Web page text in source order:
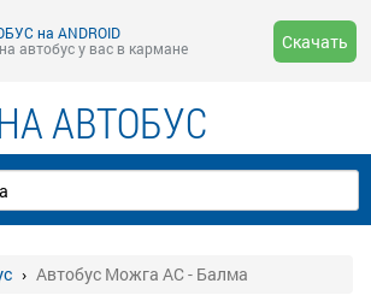
на ANDROID
автобус у вас в кармане
Скачать
АВТОБУС
Автобус Можга АС - Балма